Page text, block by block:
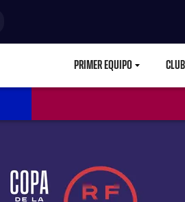
PRIMER EQUIPO CLUB